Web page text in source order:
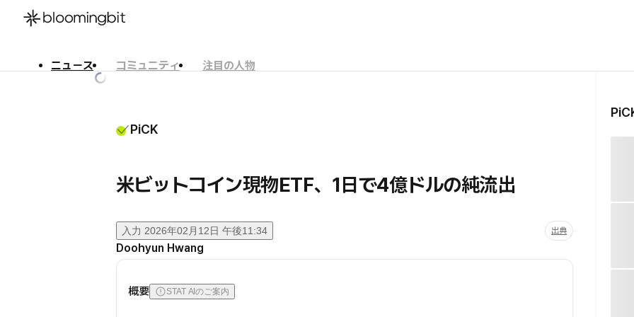
ニュース コミュニティ
注目の人物
PiCK
米ビットコイン現物ETF、1日で4億ドルの純流出
入力 2026年02月12日 午後11:34 出典
Doohyun Hwang
概要 STAT AIのご案内